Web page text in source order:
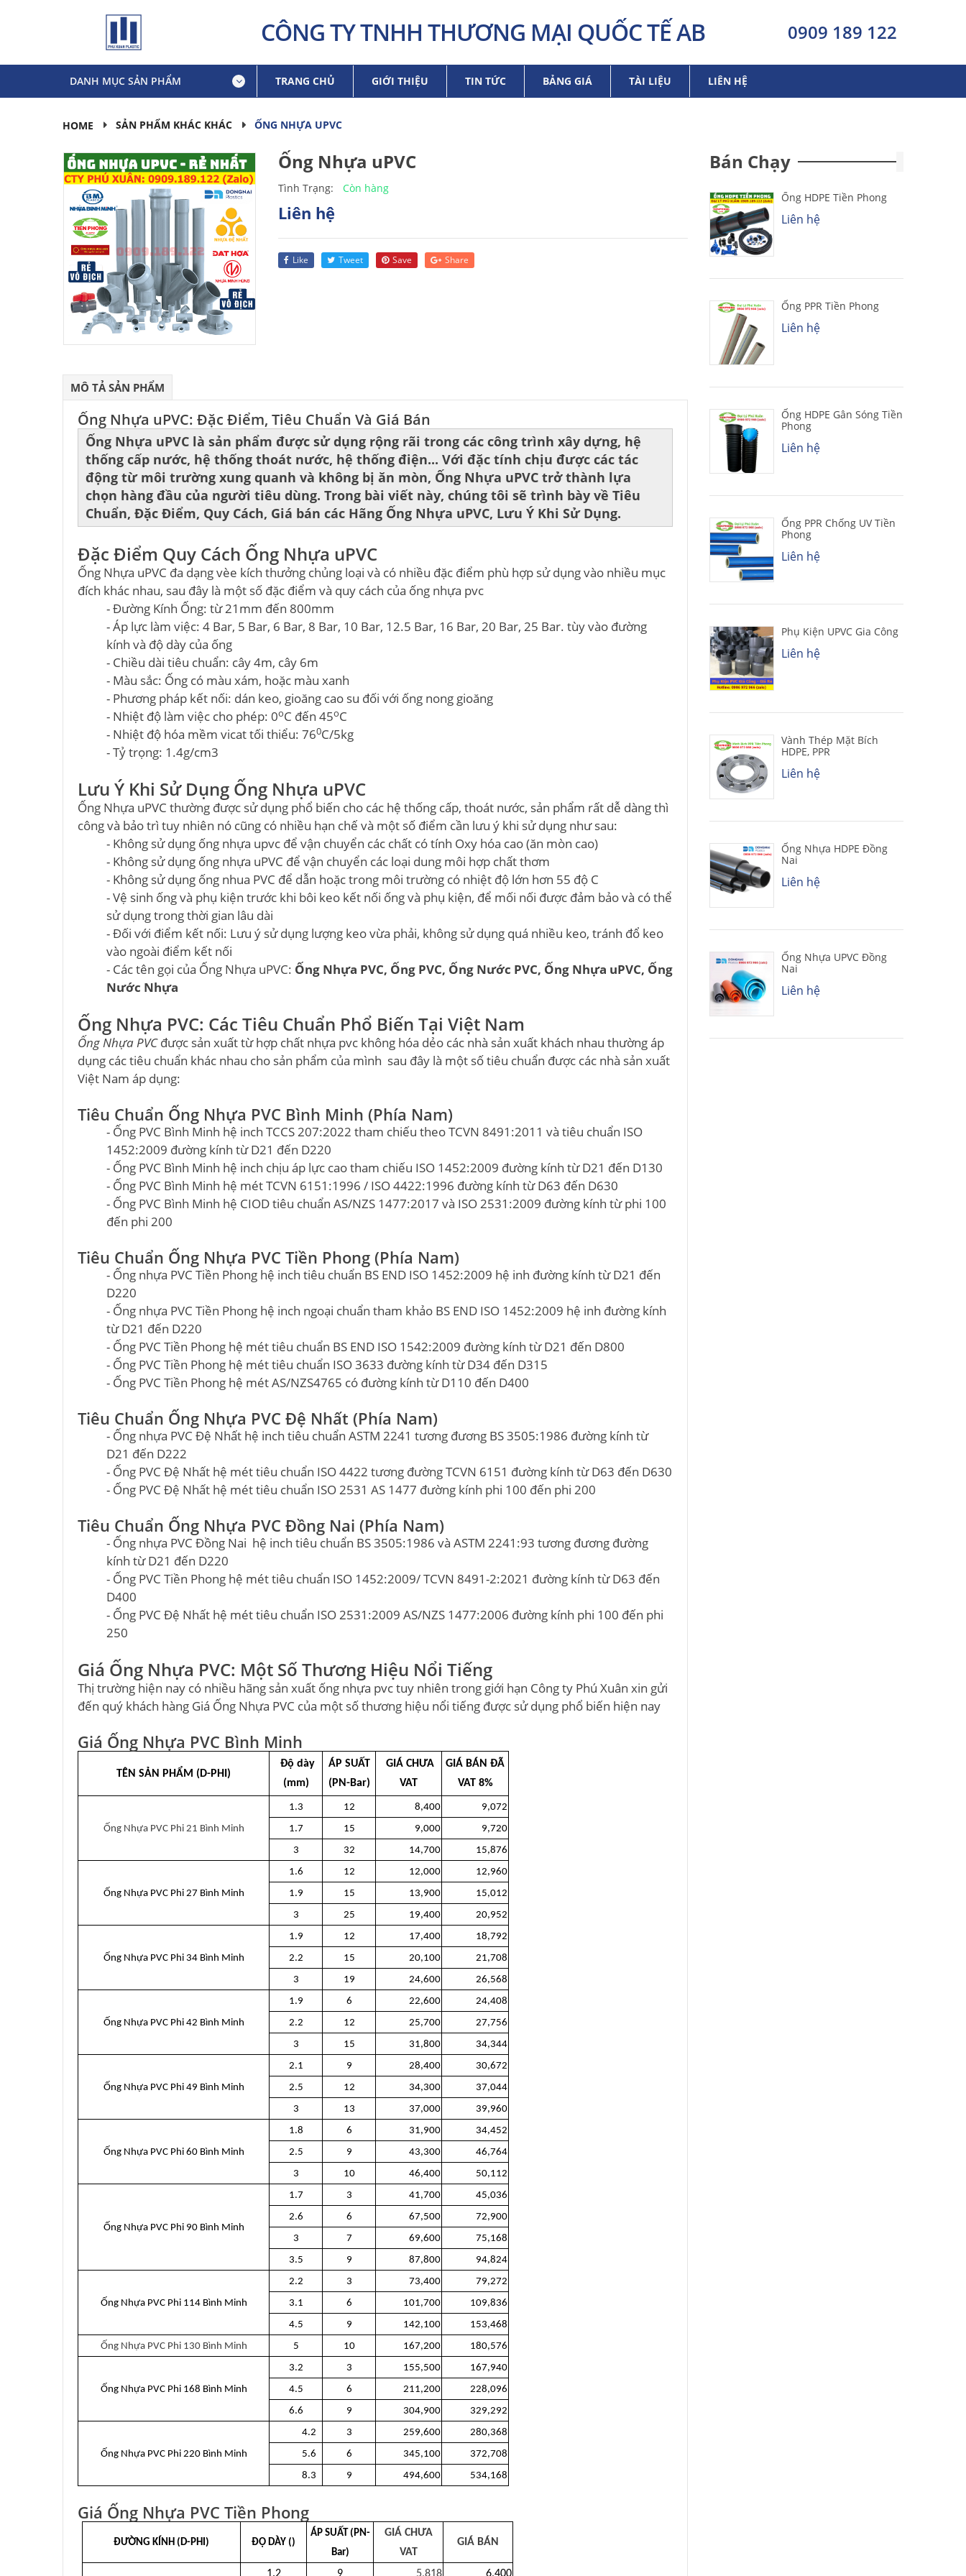
CÔNG TY TNHH THƯƠNG MẠI QUỐC TẾ AB 0909 189 122
DANH MỤC SẢN PHẨM TRANG CHỦ GIỚI THIỆU TIN TỨC BẢNG GIÁ TÀI LIỆU LIÊN HỆ
HOME SẢN PHẨM KHÁC KHÁC ỐNG NHỰA UPVC
Ống Nhựa uPVC
Tình Trạng: Còn hàng
Liên hệ
Like Tweet Save Share
MÔ TẢ SẢN PHẨM
Ống Nhựa uPVC: Đặc Điểm, Tiêu Chuẩn Và Giá Bán
Ống Nhựa uPVC là sản phẩm được sử dụng rộng rãi trong các công trình xây dựng, hệ
thống cấp nước, hệ thống thoát nước, hệ thống điện... Với đặc tính chịu được các tác
động từ môi trường xung quanh và không bị ăn mòn, Ống Nhựa uPVC trở thành lựa
chọn hàng đầu của người tiêu dùng. Trong bài viết này, chúng tôi sẽ trình bày về Tiêu
Chuẩn, Đặc Điểm, Quy Cách, Giá bán các Hãng Ống Nhựa uPVC, Lưu Ý Khi Sử Dụng.
Đặc Điểm Quy Cách Ống Nhựa uPVC
Ống Nhựa uPVC đa dạng vèe kích thưởng chủng loại và có nhiều đặc điểm phù hợp sử dụng vào nhiều mục
đích khác nhau, sau đây là một số đặc điểm và quy cách của ống nhựa pvc
- Đường Kính Ống: từ 21mm đến 800mm
- Áp lực làm việc: 4 Bar, 5 Bar, 6 Bar, 8 Bar, 10 Bar, 12.5 Bar, 16 Bar, 20 Bar, 25 Bar. tùy vào đường
kính và độ dày của ống
- Chiều dài tiêu chuẩn: cây 4m, cây 6m
- Màu sắc: Ống có màu xám, hoặc màu xanh
- Phương pháp kết nối: dán keo, gioăng cao su đối với ống nong gioăng
- Nhiệt độ làm việc cho phép: 0oC đến 45oC
- Nhiệt độ hóa mềm vicat tối thiểu: 760C/5kg
- Tỷ trọng: 1.4g/cm3
Lưu Ý Khi Sử Dụng Ống Nhựa uPVC
Ống Nhựa uPVC thường được sử dụng phổ biến cho các hệ thống cấp, thoát nước, sản phẩm rất dễ dàng thì
công và bảo trì tuy nhiên nó cũng có nhiều hạn chế và một số điểm cần lưu ý khi sử dụng như sau:
- Không sử dụng ống nhựa upvc để vận chuyển các chất có tính Oxy hóa cao (ăn mòn cao)
- Không sử dụng ống nhựa uPVC để vận chuyển các loại dung môi hợp chất thơm
- Không sử dụng ống nhua PVC để dẫn hoặc trong môi trường có nhiệt độ lớn hơn 55 độ C
- Vệ sinh ống và phụ kiện trước khi bôi keo kết nối ống và phụ kiện, để mối nối được đảm bảo và có thể
sử dụng trong thời gian lâu dài
- Đối với điểm kết nối: Lưu ý sử dụng lượng keo vừa phải, không sử dụng quá nhiều keo, tránh đổ keo
vào ngoài điểm kết nối
- Các tên gọi của Ống Nhựa uPVC: Ống Nhựa PVC, Ống PVC, Ống Nước PVC, Ống Nhựa uPVC, Ống
Nước Nhựa
Ống Nhựa PVC: Các Tiêu Chuẩn Phổ Biến Tại Việt Nam
Ống Nhựa PVCđược sản xuất từ hợp chất nhựa pvc không hóa dẻo các nhà sản xuất khách nhau thường áp
dụng các tiêu chuẩn khác nhau cho sản phẩm của mình sau đây là một số tiêu chuẩn được các nhà sản xuất
Việt Nam áp dụng:
Tiêu Chuẩn Ống Nhựa PVC Bình Minh (Phía Nam)
- Ống PVC Bình Minh hệ inch TCCS 207:2022 tham chiếu theo TCVN 8491:2011 và tiêu chuẩn ISO
1452:2009 đường kính từ D21 đến D220
- Ống PVC Bình Minh hệ inch chịu áp lực cao tham chiếu ISO 1452:2009 đường kính từ D21 đến D130
- Ống PVC Bình Minh hệ mét TCVN 6151:1996 / ISO 4422:1996 đường kính từ D63 đến D630
- Ống PVC Bình Minh hệ CIOD tiêu chuẩn AS/NZS 1477:2017 và ISO 2531:2009 đường kính từ phi 100
đến phi 200
Tiêu Chuẩn Ống Nhựa PVC Tiền Phong (Phía Nam)
- Ống nhựa PVC Tiền Phong hệ inch tiêu chuẩn BS END ISO 1452:2009 hệ inh đường kính từ D21 đến
D220
- Ống nhựa PVC Tiền Phong hệ inch ngoại chuẩn tham khảo BS END ISO 1452:2009 hệ inh đường kính
từ D21 đến D220
- Ống PVC Tiền Phong hệ mét tiêu chuẩn BS END ISO 1542:2009 đường kính từ D21 đến D800
- Ống PVC Tiền Phong hệ mét tiêu chuẩn ISO 3633 đường kính từ D34 đến D315
- Ống PVC Tiền Phong hệ mét AS/NZS4765 có đường kính từ D110 đến D400
Tiêu Chuẩn Ống Nhựa PVC Đệ Nhất (Phía Nam)
- Ống nhựa PVC Đệ Nhất hệ inch tiêu chuẩn ASTM 2241 tương đương BS 3505:1986 đường kính từ
D21 đến D222
- Ống PVC Đệ Nhất hệ mét tiêu chuẩn ISO 4422 tương đường TCVN 6151 đường kính từ D63 đến D630
- Ống PVC Đệ Nhất hệ mét tiêu chuẩn ISO 2531 AS 1477 đường kính phi 100 đến phi 200
Tiêu Chuẩn Ống Nhựa PVC Đồng Nai (Phía Nam)
- Ống nhựa PVC Đồng Nai hệ inch tiêu chuẩn BS 3505:1986 và ASTM 2241:93 tương đương đường
kính từ D21 đến D220
- Ống PVC Tiền Phong hệ mét tiêu chuẩn ISO 1452:2009/ TCVN 8491-2:2021 đường kính từ D63 đến
D400
- Ống PVC Đệ Nhất hệ mét tiêu chuẩn ISO 2531:2009 AS/NZS 1477:2006 đường kính phi 100 đến phi
250
Giá Ống Nhựa PVC: Một Số Thương Hiệu Nổi Tiếng
Thị trường hiện nay có nhiều hãng sản xuất ống nhựa pvc tuy nhiên trong giới hạn Công ty Phú Xuân xin gửi
đến quý khách hàng Giá Ống Nhựa PVC của một số thương hiệu nổi tiếng được sử dụng phổ biến hiện nay
Giá Ống Nhựa PVC Bình Minh
TÊN SẢN PHẨM (D-PHI)
Độ dày
(mm)
ÁP SUẤT
(PN-Bar)
GIÁ CHƯA
VAT
GIÁ BÁN ĐÃ
VAT 8%
Ống Nhựa PVC Phi 21 Bình Minh
1.3 12 8,400
9,072
1.7
15 9,000
9,720
3
32 14,700 15,876
Ống Nhựa PVC Phi 27 Bình Minh
1.6 12 12,000
12,960
1.9
15 13,900
15,012
3
25 19,400 20,952
Ống Nhựa PVC Phi 34 Bình Minh
1.9 12 17,400
18,792
2.2
15 20,100
21,708
3
19 24,600 26,568
Ống Nhựa PVC Phi 42 Bình Minh
1.9 6 22,600
24,408
2.2
12 25,700
27,756
3
15 31,800 34,344
Ống Nhựa PVC Phi 49 Bình Minh
2.1 9 28,400
30,672
2.5
12 34,300
37,044
3
13 37,000 39,960
Ống Nhựa PVC Phi 60 Bình Minh
1.8 6 31,900
34,452
2.5
9 43,300
46,764
3
10 46,400 50,112
Ống Nhựa PVC Phi 90 Bình Minh
1.7 3 41,700
45,036
2.6
6 67,500
72,900
3
7 69,600
75,168
3.5
9 87,800 94,824
Ống Nhựa PVC Phi 114 Bình Minh
2.2 3 73,400
79,272
3.1
6 101,700
109,836
4.5
9 142,100
153,468
Ống Nhựa PVC Phi 130 Bình Minh
5 10 167,200 180,576
Ống Nhựa PVC Phi 168 Bình Minh
3.2 3 155,500
167,940
4.5
6 211,200
228,096
6.6
9 304,900 329,292
Ống Nhựa PVC Phi 220 Bình Minh
4.2 3 259,600
280,368
5.6
6 345,100
372,708
8.3
9 494,600 534,168
Giá Ống Nhựa PVC Tiền Phong
ĐƯỜNG KÍNH (D-PHI) ĐỘ DÀY ()
ÁP SUẤT (PN-
Bar)
GIÁ CHƯA
VAT
GIÁ BÁN
Bán Chạy
Ống HDPE Tiền Phong
Liên hệ
Ống PPR Tiền Phong
Liên hệ
Ống HDPE Gân Sóng Tiền
Phong
Liên hệ
Ống PPR Chống UV Tiền
Phong
Liên hệ
Phụ Kiện UPVC Gia Công
Liên hệ
Vành Thép Mặt Bích
HDPE, PPR
Liên hệ
Ống Nhựa HDPE Đồng
Nai
Liên hệ
Ống Nhựa UPVC Đồng
Nai
Liên hệ